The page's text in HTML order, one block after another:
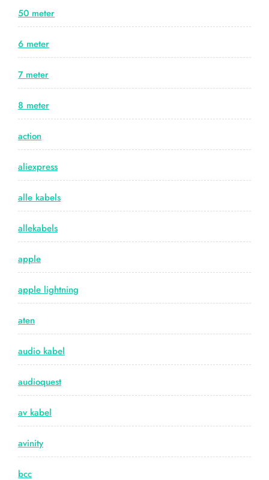
50 meter
6 meter
7 meter
8 meter
action
aliexpress
alle kabels
allekabels
apple
apple lightning
aten
audio kabel
audioquest
av kabel
avinity
bcc